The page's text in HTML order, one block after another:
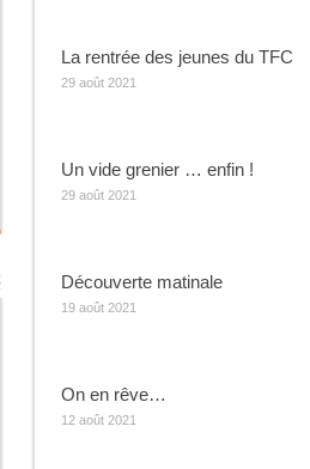
La rentrée des jeunes du TFC
29 août 2021
Un vide grenier … enfin !
29 août 2021
Découverte matinale
19 août 2021
On en rêve…
12 août 2021